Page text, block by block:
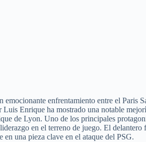
emocionante enfrentamiento entre el Paris
Enrique ha mostrado una notable
de Lyon. Uno de los principales
en el terreno de juego. El delantero
en una pieza clave en el ataque del PSG.